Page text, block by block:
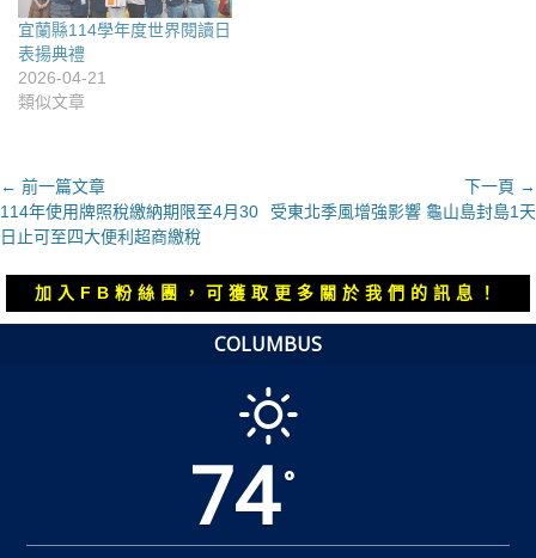
宜蘭縣114學年度世界閱讀日
表揚典禮
2026-04-21
類似文章
文
章
導
覽
← 前一篇文章
上
一
章：
114年使用牌照稅繳納期限至4月30
日止可至四大便利超商繳稅
下一頁 →
下
文
章：
受東北季風增強影響 龜山島封島1天
加入FB粉絲團，可獲取更多關於我們的訊息！
COLUMBUS
74°